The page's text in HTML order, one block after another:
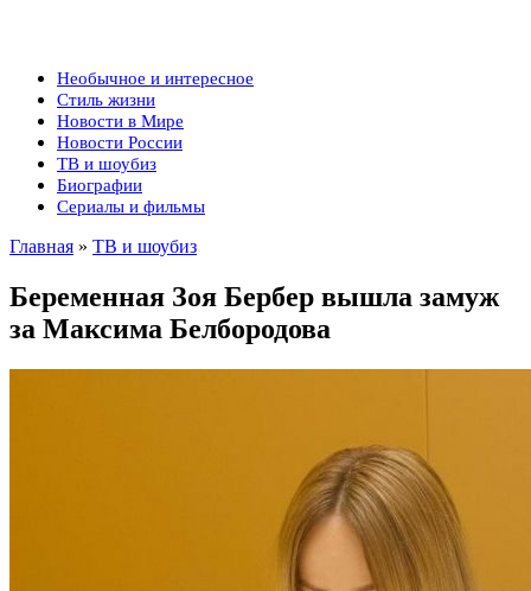
Необычное и интересное
Стиль жизни
Новости в Мире
Новости России
ТВ и шоубиз
Биографии
Сериалы и фильмы
Главная » ТВ и шоубиз
Беременная Зоя Бербер вышла замуж
за Максима Белбородова